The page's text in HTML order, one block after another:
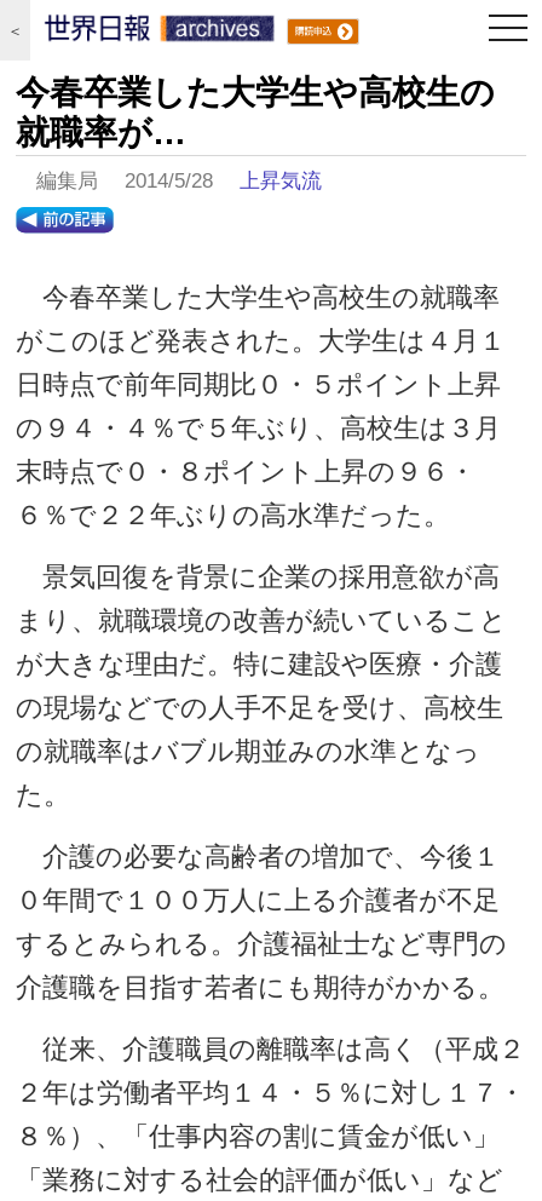
＜
今春卒業した大学生や高校生の
就職率が…
編集局 2014/5/28上昇気流
今春卒業した大学生や高校生の就職率
がこのほど発表された。大学生は４月１
日時点で前年同期比０・５ポイント上昇
の９４・４％で５年ぶり、高校生は３月
末時点で０・８ポイント上昇の９６・
６％で２２年ぶりの高水準だった。
景気回復を背景に企業の採用意欲が高
まり、就職環境の改善が続いていること
が大きな理由だ。特に建設や医療・介護
の現場などでの人手不足を受け、高校生
の就職率はバブル期並みの水準となっ
た。
介護の必要な高齢者の増加で、今後１
０年間で１００万人に上る介護者が不足
するとみられる。介護福祉士など専門の
介護職を目指す若者にも期待がかかる。
従来、介護職員の離職率は高く（平成２
２年は労働者平均１４・５％に対し１７・
８％）、「仕事内容の割に賃金が低い」
「業務に対する社会的評価が低い」など